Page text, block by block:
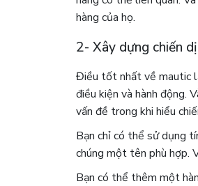
hàng của họ.
2- Xây dựng chiến
Điều tốt nhất về mautic
điều kiện và hành động.
vấn đề trong khi hiểu
Bạn chỉ có thể sử dụng
chúng một tên phù hợp.
Bạn có thể thêm một